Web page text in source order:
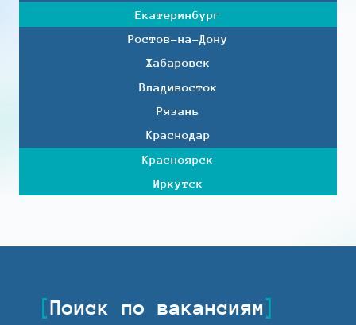
Екатеринбург
Ростов-на-Дону
Хабаровск
Владивосток
Рязань
Краснодар
Красноярск
Иркутск
Поиск по вакансиям